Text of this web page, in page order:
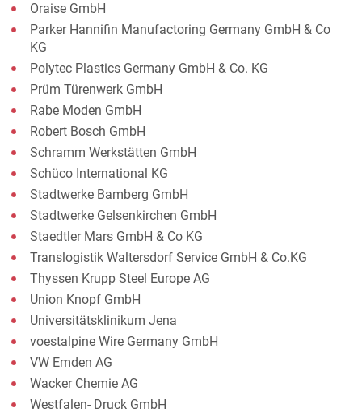
Oraise GmbH
Parker Hannifin Manufactoring Germany GmbH & Co
KG
Polytec Plastics Germany GmbH & Co. KG
Prüm Türenwerk GmbH
Rabe Moden GmbH
Robert Bosch GmbH
Schramm Werkstätten GmbH
Schüco International KG
Stadtwerke Bamberg GmbH
Stadtwerke Gelsenkirchen GmbH
Staedtler Mars GmbH & Co KG
Translogistik Waltersdorf Service GmbH & Co.KG
Thyssen Krupp Steel Europe AG
Union Knopf GmbH
Universitätsklinikum Jena
voestalpine Wire Germany GmbH
VW Emden AG
Wacker Chemie AG
Westfalen- Druck GmbH